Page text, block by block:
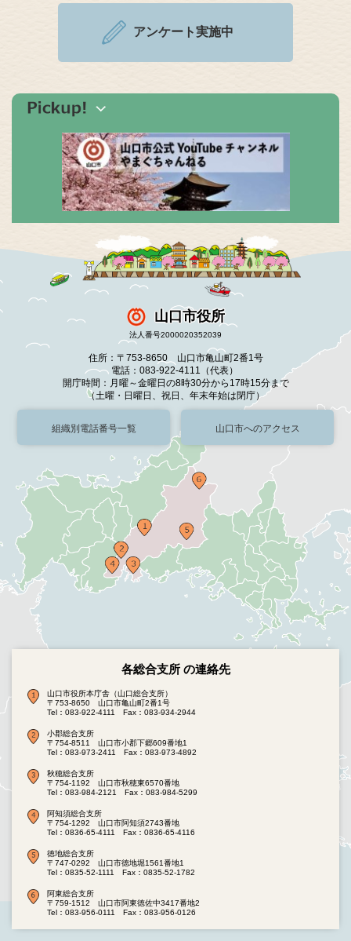
アンケート実施中
山口市役所
法人番号2000020352039
住所：〒753-8650 山口市亀山町2番1号
電話：083-922-4111（代表）
開庁時間：月曜～金曜日の8時30分から17時15分まで
（土曜・日曜日、祝日、年末年始は閉庁）
組織別電話番号一覧 山口市へのアクセス
各総合支所 の連絡先
山口市役所本庁舎（山口総合支所）
〒753-8650 山口市亀山町2番1号
Tel：083-922-4111
Fax：083-934-2944
小郡総合支所
〒754-8511 山口市小郡下郷609番地1
Tel：083-973-2411
Fax：083-973-4892
秋穂総合支所
〒754-1192 山口市秋穂東6570番地
Tel：083-984-2121
Fax：083-984-5299
阿知須総合支所
〒754-1292 山口市阿知須2743番地
Tel：0836-65-4111
Fax：0836-65-4116
徳地総合支所
〒747-0292 山口市徳地堀1561番地1
Tel：0835-52-1111
Fax：0835-52-1782
阿東総合支所
〒759-1512 山口市阿東徳佐中3417番地2
Tel：083-956-0111
Fax：083-956-0126